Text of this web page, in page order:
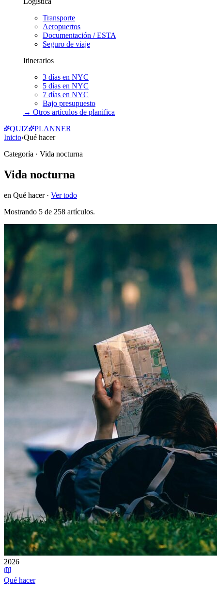
Transporte
Aeropuertos
Documentación / ESTA
Seguro de viaje
Itinerarios
3 días en NYC
5 días en NYC
7 días en NYC
Bajo presupuesto
→ Otros artículos de planifica
QUIZ
PLANNER
Inicio›Qué hacer
Categoría · Vida nocturna
Vida nocturna
en Qué hacer· Ver todo
Mostrando 5 de 258 artículos.
2026
Qué hacer